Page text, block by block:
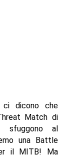
ci dicono che
Match di
sfuggono al
una Battle
il MITB! Ma